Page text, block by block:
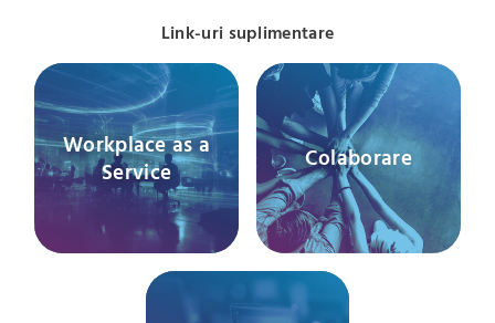
Link-uri suplimentare
Workplace as a
Service
Colaborare